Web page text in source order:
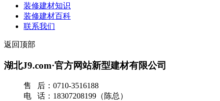
装修建材知识
装修建材百科
联系我们
返回顶部
湖北J9.com·官方网站新型建材有限公司
售 后：0710-3516188
电 话：18307208199（陈总）